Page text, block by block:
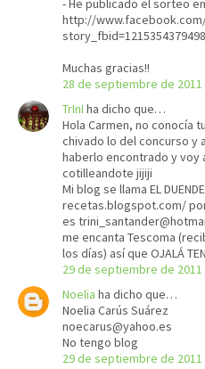
- He publicado el sorteo
http://
Muchas gracias!!
28 de septiembre de 2011
TrInI ha dicho que…
Hola Carmen, no conocía
chivado lo del concurso y
haberlo encontrado y voy
cotilleandote jijiji
Mi blog se llama EL
recetas.blogspot.com/
es
me encanta Tescoma
los días) así que OJALÁ
29 de septiembre de 2011
Noelia ha dicho que…
Noelia Carús Suárez
noecarus@yahoo.es
No tengo blog
29 de septiembre de 2011